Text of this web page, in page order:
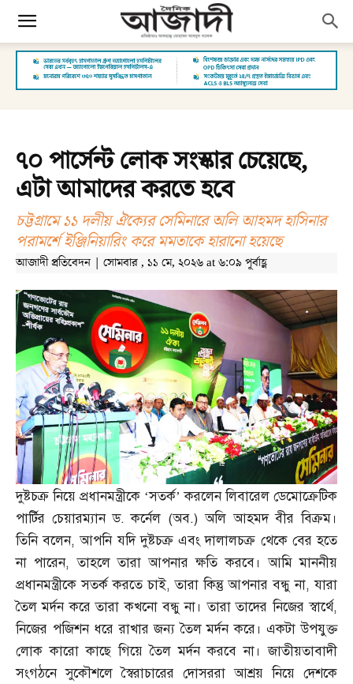
৭০ পার্সেন্ট লোক সংস্কার চেয়েছে,
এটা আমাদের করতে হবে
চট্টগ্রামে ১১ দলীয় ঐক্যের সেমিনারে অলি আহমদ হাসিনার
পরামর্শে ইঞ্জিনিয়ারিং করে মমতাকে হারানো হয়েছে
আজাদী প্রতিবেদন | সোমবার , ১১ মে, ২০২৬ at ৬:০৯ পূর্বাহ্ণ
দুষ্টচক্র নিয়ে প্রধানমন্ত্রীকে ‘সতর্ক’ করলেন লিবারেল ডেমোক্রেটিক
পার্টির চেয়ারম্যান ড.কর্নেল (অব.)অলি আহমদ বীর বিক্রম।
তিনি বলেন,আপনি যদি দুষ্টচক্র এবং দালালচক্র থেকে বের হতে
না পারেন,তাহলে তারা আপনার ক্ষতি করবে। আমি মাননীয়
প্রধানমন্ত্রীকে সতর্ক করতে চাই,তারা কিন্তু আপনার বন্ধু না,যারা
তৈল মর্দন করে তারা কখনো বন্ধু না। তারা তাদের নিজের স্বার্থে,
নিজের পজিশন ধরে রাখার জন্য তৈল মর্দন করে। একটা উপযুক্ত
লোক কারো কাছে গিয়ে তৈল মর্দন করবে না। জাতীয়তাবাদী
সংগঠনে সুকৌশলে স্বৈরাচারের দোসররা আশ্রয় নিয়ে দেশকে